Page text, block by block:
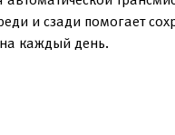
и сзади помогает
каждый день.